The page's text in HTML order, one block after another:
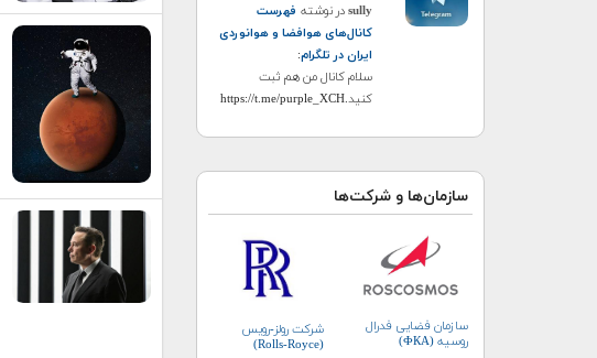
sullyدر نوشته فهرست
کانال‌های هوافضا و هوانوردی
ایران در تلگرام:
سلام کانال من هم ثبت
کنید.https://t.me/purple_XCH
سازمان‌ها و شرکت‌ها
سازمان فضایی فدرال
روسیه (ФКА)
شرکت رولز-رویس
(Rolls-Royce)